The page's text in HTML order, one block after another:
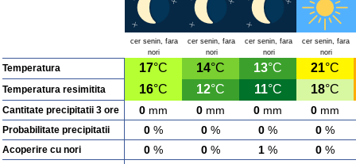
cer senin, fara
nori
cer senin, fara
nori
cer senin, fara
nori
cer senin, fara
nori
Temperatura 17°C 14°C 13°C 21°C
Temperatura resimitita 16°C 12°C 11°C 18°C
Cantitate precipitatii 3 ore 0 mm 0 mm 0 mm 0 mm
Probabilitate precipitatii 0 % 0 % 0 % 0 %
Acoperire cu nori 0 % 0 % 1 % 0 %